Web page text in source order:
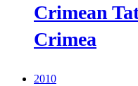
Crimean
Crimea
2010